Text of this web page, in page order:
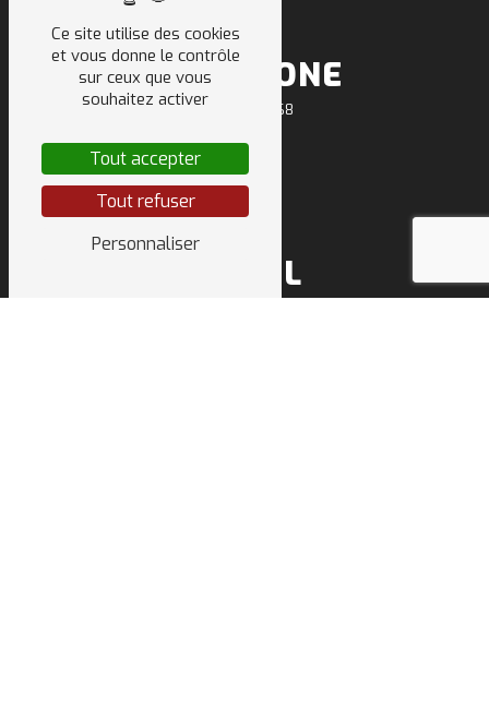
TÉLÉPHONE
04 50 64 91 68
E-MAIL
Ce site utilise des cookies
et vous donne le contrôle
sur ceux que vous
souhaitez activer
Tout accepter
Tout refuser
Personnaliser